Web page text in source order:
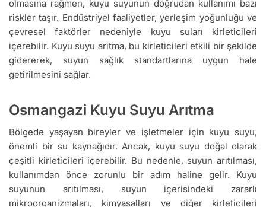
olmasına rağmen, kuyu suyunun doğrudan kullanımı bazı
riskler taşır. Endüstriyel faaliyetler, yerleşim yoğunluğu ve
çevresel faktörler nedeniyle kuyu suları kirleticileri
içerebilir. Kuyu suyu arıtma, bu kirleticileri etkili bir şekilde
gidererek, suyun sağlık standartlarına uygun hale
getirilmesini sağlar.
Osmangazi Kuyu Suyu Arıtma
Bölgede yaşayan bireyler ve işletmeler için kuyu suyu,
önemli bir su kaynağıdır. Ancak, kuyu suyu doğal olarak
çeşitli kirleticileri içerebilir. Bu nedenle, suyun arıtılması,
kullanımdan önce zorunlu bir adım haline gelir. Kuyu
suyunun arıtılması, suyun içerisindeki zararlı
mikroorganizmaları, kimyasalları ve diğer kirleticileri